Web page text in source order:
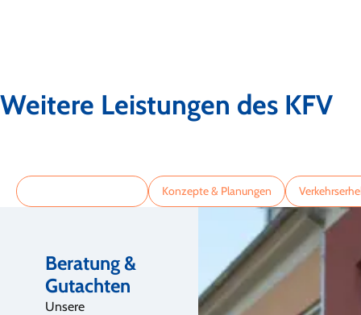
Weitere Leistungen des KFV
Konzepte & Planungen
Beratung &
Gutachten
Unsere